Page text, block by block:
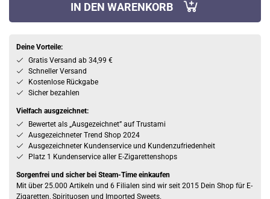
IN DEN WARENKORB
Deine Vorteile:
Gratis Versand ab 34,99 €
Schneller Versand
Kostenlose Rückgabe
Sicher bezahlen
Vielfach ausgzeichnet:
Bewertet als „Ausgezeichnet” auf Trustami
Ausgezeichneter Trend Shop 2024
Ausgezeichneter Kundenservice und Kundenzufriedenheit
Platz 1 Kundenservice aller E-Zigarettenshops
Sorgenfrei und sicher bei Steam-Time einkaufen
Mit über 25.000 Artikeln und 6 Filialen sind wir seit 2015 Dein Shop für E-
Zigaretten, Spirituosen und Imported Sweets.